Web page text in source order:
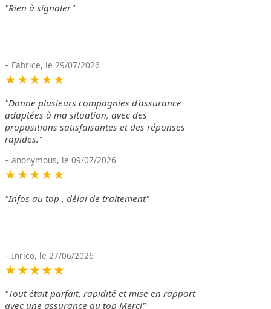
"Rien à signaler"
– Fabrice, le 29/07/2026
★★★★★
"Donne plusieurs compagnies d'assurance
adaptées à ma situation, avec des
propositions satisfaisantes et des réponses
rapides."
– anonymous, le 09/07/2026
★★★★★
"Infos au top , délai de traitement"
– Inrico, le 27/06/2026
★★★★★
"Tout était parfait, rapidité et mise en rapport
avec une assurance au top Merci"